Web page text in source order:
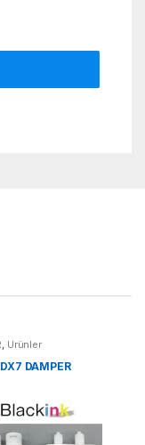
, Ürünler
DAMPER